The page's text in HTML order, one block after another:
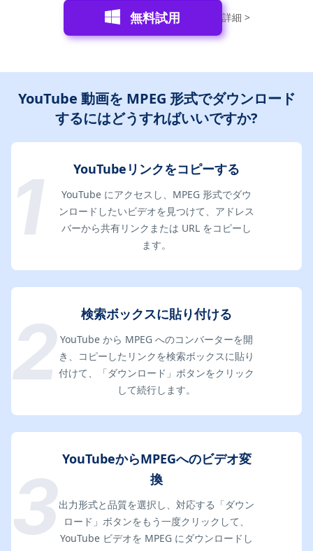
無料試用 詳細 >
YouTube 動画を MPEG 形式でダウンロード
するにはどうすればいいですか?
YouTubeリンクをコピーする
YouTube にアクセスし、MPEG 形式でダウ
ンロードしたいビデオを見つけて、アドレス
バーから共有リンクまたは URL をコピーし
ます。
検索ボックスに貼り付ける
YouTube から MPEG へのコンバーターを開
き、コピーしたリンクを検索ボックスに貼り
付けて、「ダウンロード」ボタンをクリック
して続行します。
YouTubeからMPEGへのビデオ変
換
出力形式と品質を選択し、対応する「ダウン
ロード」ボタンをもう一度クリックして、
YouTube ビデオを MPEG にダウンロードし